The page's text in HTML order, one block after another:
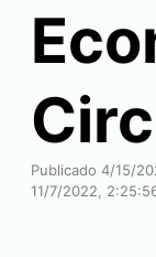
Publicado 4/15/
11/7/2022,